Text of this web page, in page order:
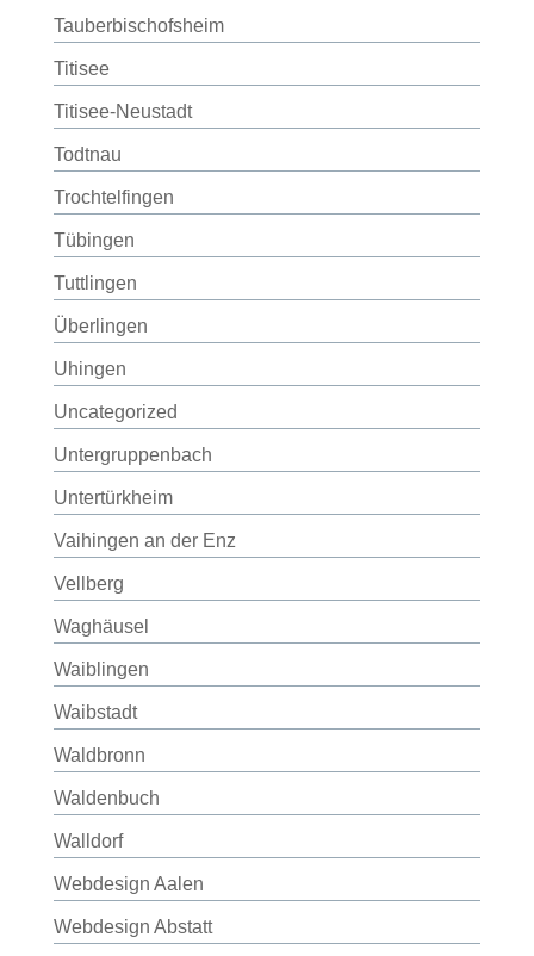
Tauberbischofsheim
Titisee
Titisee-Neustadt
Todtnau
Trochtelfingen
Tübingen
Tuttlingen
Überlingen
Uhingen
Uncategorized
Untergruppenbach
Untertürkheim
Vaihingen an der Enz
Vellberg
Waghäusel
Waiblingen
Waibstadt
Waldbronn
Waldenbuch
Walldorf
Webdesign Aalen
Webdesign Abstatt